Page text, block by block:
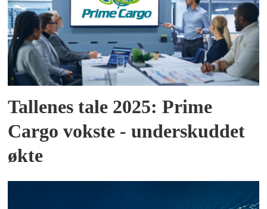
Tallenes tale 2025: Prime
Cargo vokste - underskuddet
økte